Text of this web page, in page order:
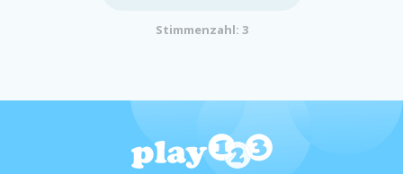
Stimmenzahl: 3